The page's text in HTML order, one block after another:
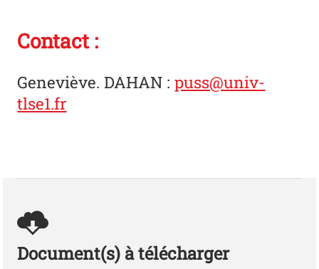
Contact :
Geneviève. DAHAN :puss@univ-
tlse1.fr
Document(s) à télécharger